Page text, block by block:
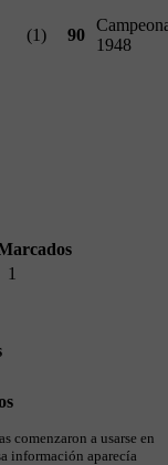
(1) 90
1948
1
comenzaron a usarse en
información aparecía